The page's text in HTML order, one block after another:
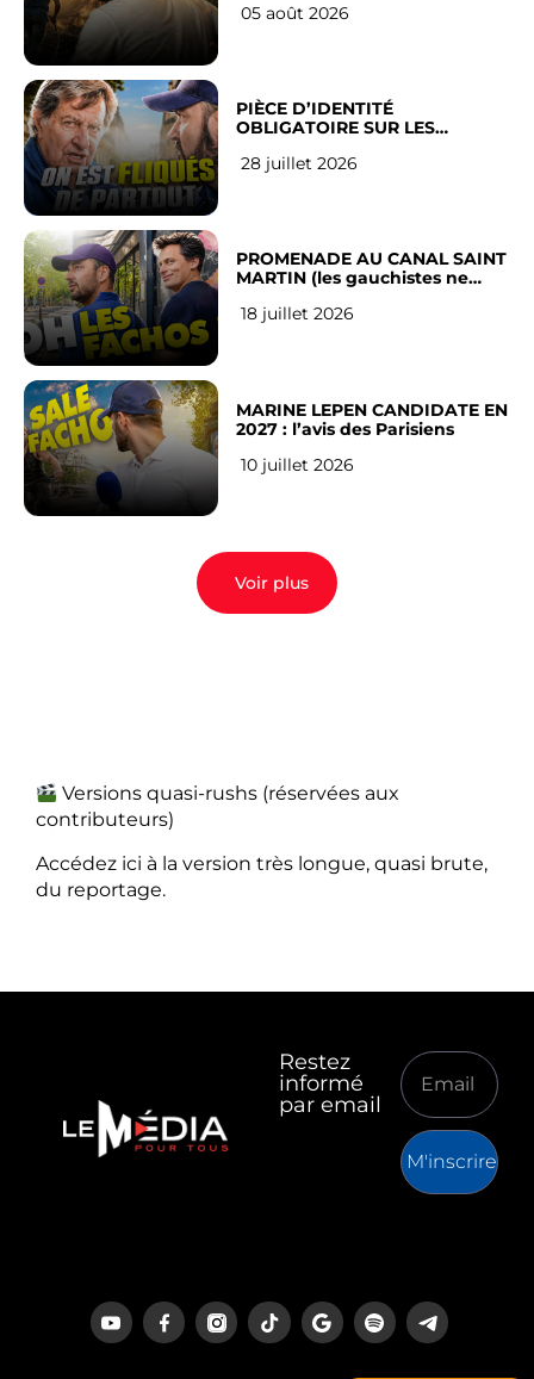
05 août 2026
PIÈCE D’IDENTITÉ
OBLIGATOIRE SUR LES
Français
28 juillet 2026
PROMENADE AU CANAL SAINT
MARTIN (les gauchistes ne
18 juillet 2026
MARINE LEPEN CANDIDATE EN
2027 : l’avis des Parisiens
10 juillet 2026
Voir plus
Versions quasi-rushs (réservées aux
contributeurs)
Accédez ici à la version très longue, quasi brute,
du reportage.
Restez
informé
par email
M'inscrire